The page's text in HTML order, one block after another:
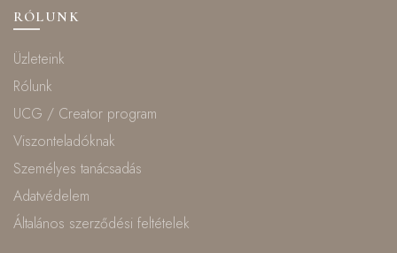
RÓLUNK
Üzleteink
Rólunk
UCG / Creator program
Viszonteladóknak
Személyes tanácsadás
Adatvédelem
Általános szerződési feltételek